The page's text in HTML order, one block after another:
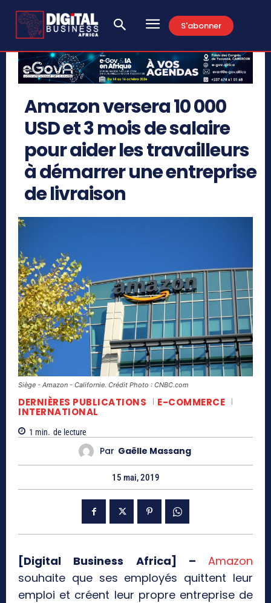
S'abonner
Amazon versera 10 000
USD et 3 mois de salaire
pour aider les travailleurs
à démarrer une entreprise
de livraison
Siège - Amazon - Californie. Crédit Photo : CNBC.com
DERNIÈRES PUBLICATIONS E-COMMERCE
INTERNATIONAL
1 min. de lecture
Par Gaëlle Massang
15 mai, 2019
[Digital Business Africa] – Amazon
souhaite que ses employés quittent leur
emploi et créent leur propre entreprise de